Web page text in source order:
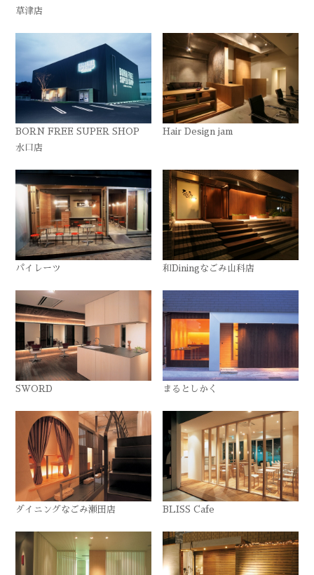
草津店
BORN FREE SUPER SHOP
水口店
Hair Design jam
パイレーツ 和Diningなごみ山科店
SWORD まるとしかく
ダイニングなごみ瀬田店 BLISS Cafe